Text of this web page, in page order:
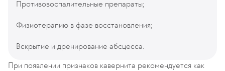
Противовоспалительные препараты;
Физиотерапию в фазе восстановления;
Вскрытие и дренирование абсцесса.
При появлении признаков кавернита рекомендуется как